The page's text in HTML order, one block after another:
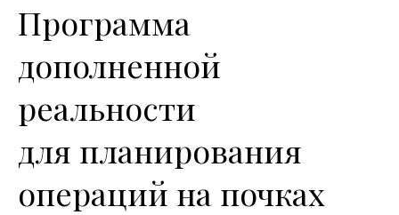
Программа
дополненной
реальности
для планирования
операций на почках